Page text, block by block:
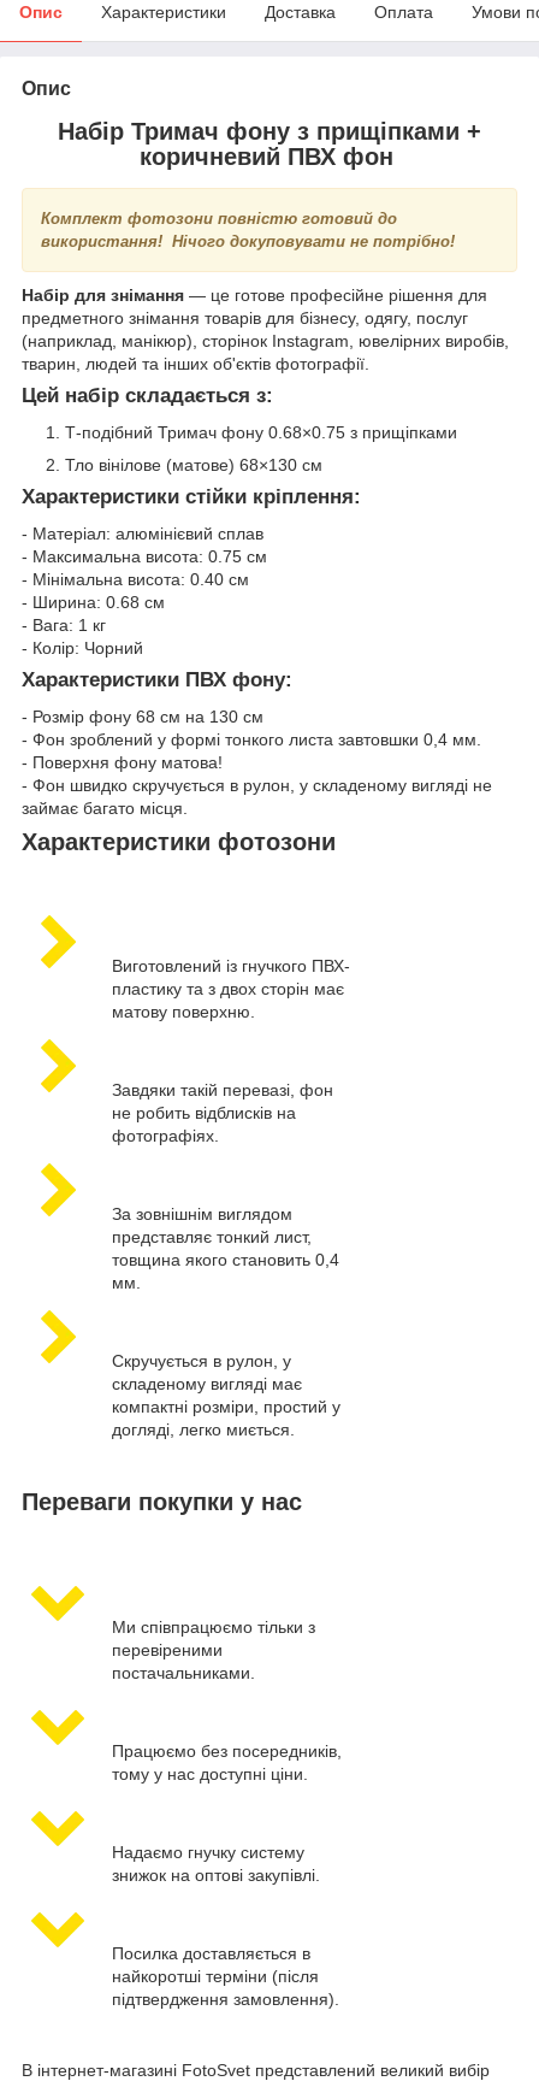
Опис Характеристики Доставка Оплата Умови
Опис
Набір Тримач фону з прищіпками +
коричневий ПВХ фон
Комплект фотозони повністю готовий до
використання! Нічого докуповувати не потрібно!
Набір для знімання — це готове професійне рішення для
предметного знімання товарів для бізнесу, одягу, послуг
(наприклад, манікюр), сторінок Instagram, ювелірних виробів,
тварин, людей та інших об'єктів фотографії.
Цей набір складається з:
Т-подібний Тримач фону 0.68×0.75 з прищіпками
Тло вінілове (матове) 68×130 см
Характеристики стійки кріплення:
- Матеріал: алюмінієвий сплав
- Максимальна висота: 0.75 см
- Мінімальна висота: 0.40 см
- Ширина: 0.68 см
- Вага: 1 кг
- Колір: Чорний
Характеристики ПВХ фону:
- Розмір фону 68 см на 130 см
- Фон зроблений у формі тонкого листа завтовшки 0,4 мм.
- Поверхня фону матова!
- Фон швидко скручується в рулон, у складеному вигляді не
займає багато місця.
Характеристики фотозони
Виготовлений із гнучкого ПВХ-
пластику та з двох сторін має
матову поверхню.
Завдяки такій перевазі, фон
не робить відблисків на
фотографіях.
За зовнішнім виглядом
представляє тонкий лист,
товщина якого становить 0,4
мм.
Скручується в рулон, у
складеному вигляді має
компактні розміри, простий у
догляді, легко миється.
Переваги покупки у нас
Ми співпрацюємо тільки з
перевіреними
постачальниками.
Працюємо без посередників,
тому у нас доступні ціни.
Надаємо гнучку систему
знижок на оптові закупівлі.
Посилка доставляється в
найкоротші терміни (після
підтвердження замовлення).
В інтернет-магазині FotoSvet представлений великий вибір